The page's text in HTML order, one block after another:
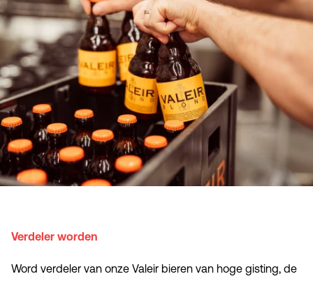
Verdeler worden
Word verdeler van onze Valeir bieren van hoge gisting, de